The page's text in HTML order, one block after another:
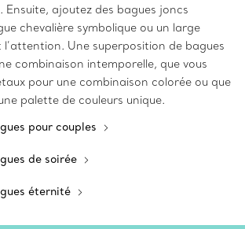
Ensuite, ajoutez des bagues joncs
chevalière symbolique ou un large
Une superposition de bagues
combinaison intemporelle, que vous
pour une combinaison colorée ou que
palette de couleurs unique.
pour couples
de soirée
éternité